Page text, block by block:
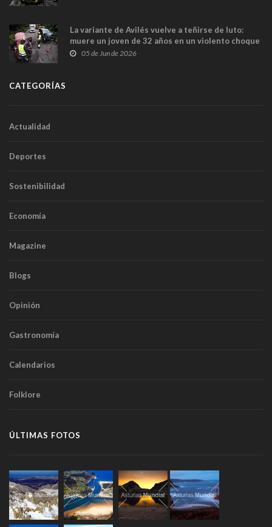
La variante de Avilés vuelve a teñirse de luto:
muere un joven de 32 años en un violento choque
frontal
05 de Jun de 2026
CATEGORÍAS
Actualidad
Deportes
Sostenibilidad
Economía
Magazine
Blogs
Opinión
Gastronomía
Calendarios
Folklore
ÚLTIMAS FOTOS